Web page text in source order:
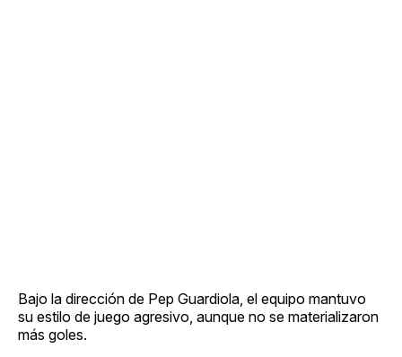
Bajo la dirección de Pep Guardiola, el equipo mantuvo
su estilo de juego agresivo, aunque no se materializaron
más goles.